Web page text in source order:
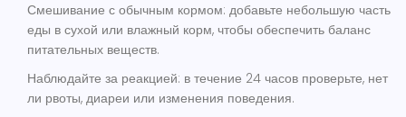
Смешивание с обычным кормом: добавьте небольшую часть
еды в сухой или влажный корм, чтобы обеспечить баланс
питательных веществ.
Наблюдайте за реакцией: в течение 24 часов проверьте, нет
ли рвоты, диареи или изменения поведения.